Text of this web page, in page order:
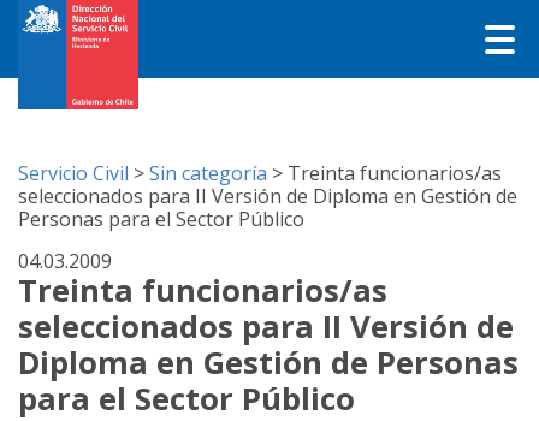
Servicio Civil >Sin categoría > Treinta funcionarios/as
seleccionados para II Versión de Diploma en Gestión de
Personas para el Sector Público
04.03.2009
Treinta funcionarios/as
seleccionados para II Versión de
Diploma en Gestión de Personas
para el Sector Público